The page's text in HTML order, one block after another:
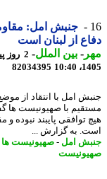
جنبش امل: مقاومت
از لبنان است
-بین الملل-
82034395
امل با انتقاد از موضع
با صهیونیست ها گفت
توافقی پایبند نبوده و
به گزارش ...
امل -صهیونیست ها-